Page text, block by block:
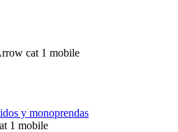
y monoprendas